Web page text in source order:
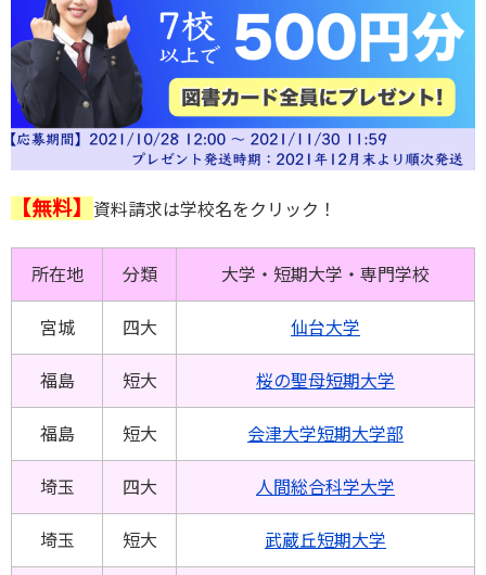
【無料】 資料請求は学校名をクリック！
所在地 分類 大学・短期大学・専門学校
宮城 四大 仙台大学
福島 短大 桜の聖母短期大学
福島 短大 会津大学短期大学部
埼玉 四大 人間総合科学大学
埼玉 短大 武蔵丘短期大学